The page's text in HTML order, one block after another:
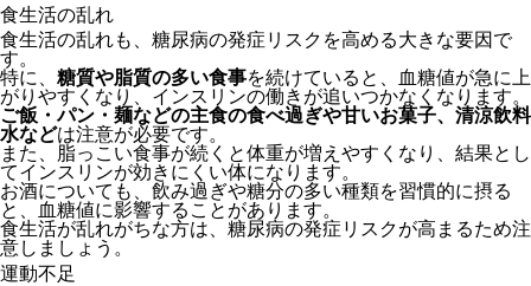
食生活の乱れ
食生活の乱れも、糖尿病の発症リスクを高める大きな要因で
す。
特に、 糖質や脂質の多い食事を続けていると、血糖値が急に上
がりやすくなり、インスリンの働きが追いつかなくなります。
ご飯・パン・麺などの主食の食べ過ぎや甘いお菓子、清涼飲料
水などは注意が必要です。
また、脂っこい食事が続くと体重が増えやすくなり、結果とし
てインスリンが効きにくい体になります。
お酒についても、飲み過ぎや糖分の多い種類を習慣的に摂る
と、血糖値に影響することがあります。
食生活が乱れがちな方は、糖尿病の発症リスクが高まるため注
意しましょう。
運動不足